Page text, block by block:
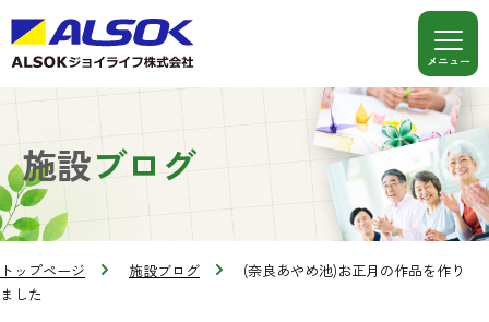
施設ブログ
トップページ 施設ブログ
(奈良あやめ池)お正月の作品を作り
ました